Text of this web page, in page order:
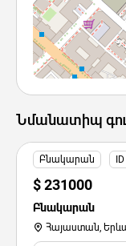
Նմանատիպ
Բնակարան
$ 231000
Բնակարան
Հայաստան,